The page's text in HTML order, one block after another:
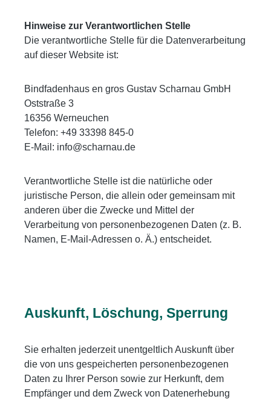
Hinweise zur Verantwortlichen Stelle
Die verantwortliche Stelle für die Datenverarbeitung
auf dieser Website ist:
Bindfadenhaus en gros Gustav Scharnau GmbH
Oststraße 3
16356 Werneuchen
Telefon: +49 33398 845-0
E-Mail: info@scharnau.de
Verantwortliche Stelle ist die natürliche oder
juristische Person, die allein oder gemeinsam mit
anderen über die Zwecke und Mittel der
Verarbeitung von personenbezogenen Daten (z. B.
Namen, E-Mail-Adressen o. Ä.) entscheidet.
Auskunft, Löschung, Sperrung
Sie erhalten jederzeit unentgeltlich Auskunft über
die von uns gespeicherten personenbezogenen
Daten zu Ihrer Person sowie zur Herkunft, dem
Empfänger und dem Zweck von Datenerhebung